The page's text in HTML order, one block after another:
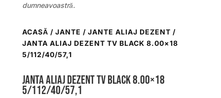
dumneavoastră.
ACASĂ / JANTE / JANTE ALIAJ DEZENT /
JANTA ALIAJ DEZENT TV BLACK 8.00×18
5/112/40/57,1
Janta aliaj DEZENT TV black 8.00×18
5/112/40/57,1